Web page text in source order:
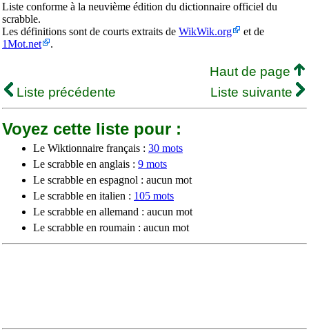
Liste conforme à la neuvième édition du dictionnaire officiel du
scrabble.
Les définitions sont de courts extraits de WikWik.org
et de
1Mot.net
.
Haut de page
Liste précédente
Liste suivante
Voyez cette liste pour :
Le Wiktionnaire français : 30 mots
Le scrabble en anglais : 9 mots
Le scrabble en espagnol : aucun mot
Le scrabble en italien : 105 mots
Le scrabble en allemand : aucun mot
Le scrabble en roumain : aucun mot